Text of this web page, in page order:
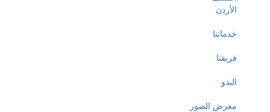
الأردن
خدماتنا
فريقنا
البدو
معرض الصور